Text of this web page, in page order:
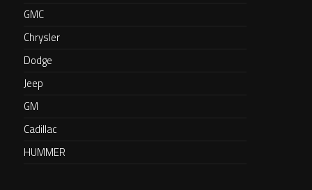
GMC
Chrysler
Dodge
Jeep
GM
Cadillac
HUMMER